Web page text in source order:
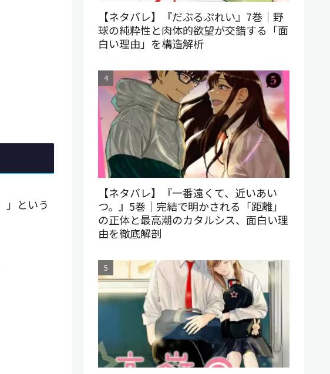
」という
【ネタバレ】『だぶるぷれい』7巻｜野
球の純粋性と肉体的欲望が交錯する「面
白い理由」を構造解析
【ネタバレ】『一番遠くて、近いあい
つ。』5巻｜完結で明かされる「距離」
の正体と最高潮のカタルシス、面白い理
由を徹底解剖